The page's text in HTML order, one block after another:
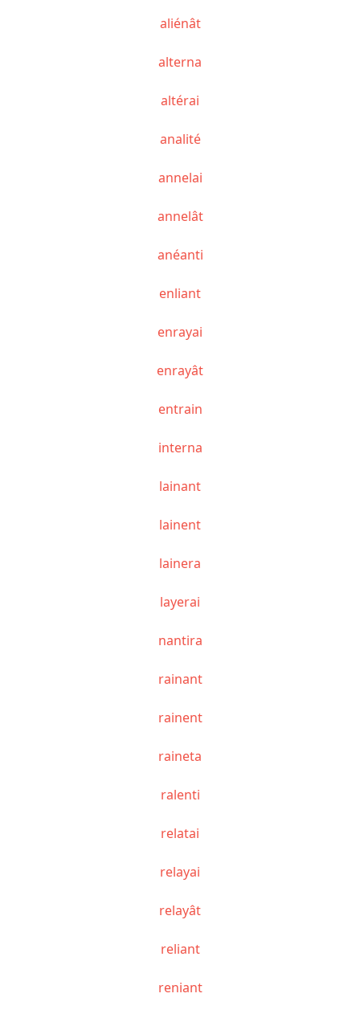
aliénât
alterna
altérai
analité
annelai
annelât
anéanti
enliant
enrayai
enrayât
entrain
interna
lainant
lainent
lainera
layerai
nantira
rainant
rainent
raineta
ralenti
relatai
relayai
relayât
reliant
reniant